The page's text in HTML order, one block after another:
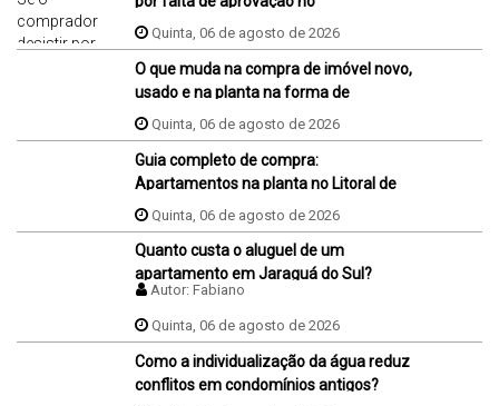
financiamento, ele perde o sinal dados
na proposta?
Quinta, 06 de agosto de 2026
O que muda na compra de imóvel novo,
usado e na planta na forma de
pagamento?
Quinta, 06 de agosto de 2026
Guia completo de compra:
Apartamentos na planta no Litoral de
SCQuinta, 06 de agosto de 2026
Quanto custa o aluguel de um
apartamento em Jaraguá do Sul?
Autor: Fabiano
Quinta, 06 de agosto de 2026
Como a individualização da água reduz
conflitos em condomínios antigos?